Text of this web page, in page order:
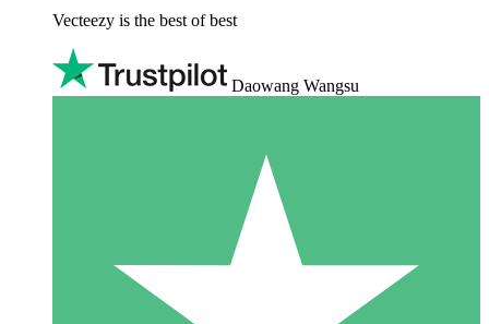
Vecteezy is the best of best
Daowang Wangsu